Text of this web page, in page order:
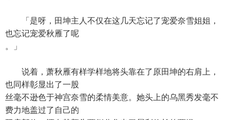
「是呀，田坤主人不仅在这几天忘记了宠爱奈雪姐姐，
也忘记宠爱秋雁了呢
。」
说着，萧秋雁有样学样地将头靠在了原田坤的右肩上，
也同样彰显出了一股
丝毫不逊色于神宫奈雪的柔情美意。她头上的乌黑秀发毫不
费力地盖过了自己的